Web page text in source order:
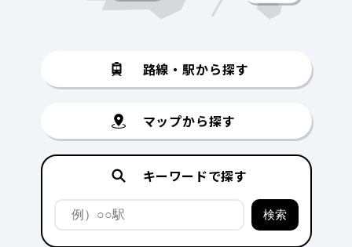
路線・駅から探す
マップから探す
キーワードで探す